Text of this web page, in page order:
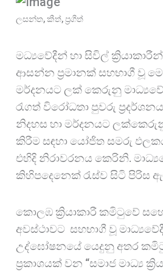
ලසන්ත, කීත්, ප්‍රගීත්
මධ්‍යවේදීන් හා සිවිල්
ආසන්න ප්‍රමානක් සහභාගී වූ⁣
මර්දනයට ලක් කෙරුනු
රැගත් විරෝධතා පුවරු
නිදහස හා මර්දනයට
කිරීම සඳහා යෝජිත සමරු
එහිදි නිරාවරනය කෙරිනි.
කිහිපදෙනෙක් රැස්ව සිටි පිරිස
කොලඹ ක්‍රියාකාරී කමිටුවේ
අවස්ථාවට සහභාගී වූ
උද්ඝෝෂනයේ යෙදුනු අතර
ප්‍රකාශයක් වන “සමාජ මාධ්‍ය